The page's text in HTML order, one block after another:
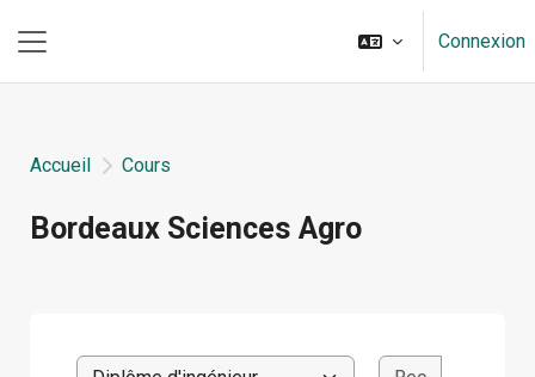
Connexion
Accueil Cours
Bordeaux Sciences Agro
Blocs du contenu principal